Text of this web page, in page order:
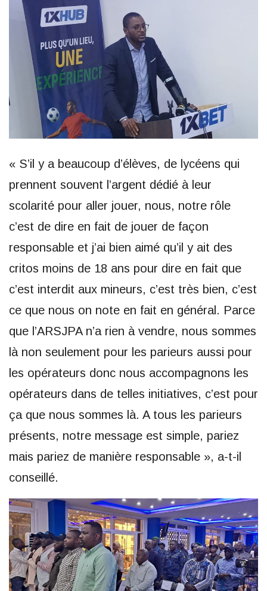
« S’il y a beaucoup d’élèves, de lycéens qui
prennent souvent l’argent dédié à leur
scolarité pour aller jouer, nous, notre rôle
c’est de dire en fait de jouer de façon
responsable et j’ai bien aimé qu’il y ait des
critos moins de 18 ans pour dire en fait que
c’est interdit aux mineurs, c’est très bien, c’est
ce que nous on note en fait en général. Parce
que l’ARSJPA n’a rien à vendre, nous sommes
là non seulement pour les parieurs aussi pour
les opérateurs donc nous accompagnons les
opérateurs dans de telles initiatives, c’est pour
ça que nous sommes là. A tous les parieurs
présents, notre message est simple, pariez
mais pariez de manière responsable », a-t-il
conseillé.